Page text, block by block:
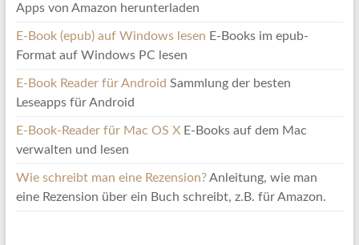
Apps von Amazon herunterladen
E-Book (epub) auf Windows lesen E-Books im epub-
Format auf Windows PC lesen
E-Book Reader für Android Sammlung der besten
Leseapps für Android
E-Book-Reader für Mac OS XE-Books auf dem Mac
verwalten und lesen
Wie schreibt man eine Rezension?Anleitung, wie man
eine Rezension über ein Buch schreibt, z.B. für Amazon.